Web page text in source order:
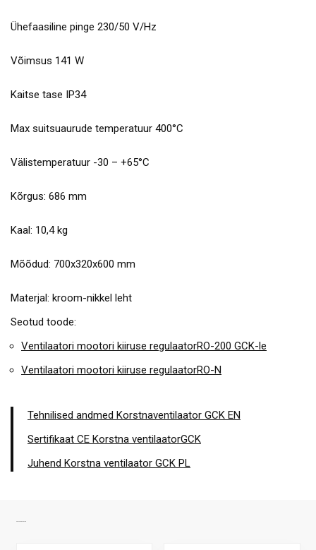
Ühefaasiline pinge 230/50 V/Hz
Võimsus 141 W
Kaitse tase IP34
Max suitsuaurude temperatuur 400°C
Välistemperatuur -30 – +65°C
Kõrgus: 686 mm
Kaal: 10,4 kg
Mõõdud: 700x320x600 mm
Materjal: kroom-nikkel leht
Seotud toode:
Ventilaatori mootori kiiruse regulaatorRO-200 GCK-le
Ventilaatori mootori kiiruse regulaatorRO-N
Tehnilised andmed Korstnaventilaator GCK EN
Sertifikaat CE Korstna ventilaatorGCK
Juhend Korstna ventilaator GCK PL